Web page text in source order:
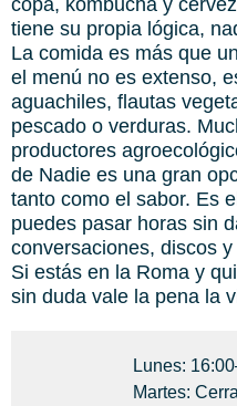
copa, kombucha y
tiene su propia lógica,
La comida es más que
el menú no es extenso,
aguachiles, flautas
pescado o verduras.
productores
de Nadie es una gran
tanto como el sabor. Es
puedes pasar horas sin
conversaciones, discos
Si estás en la Roma y
sin duda vale la pena la
Lunes:
Martes: